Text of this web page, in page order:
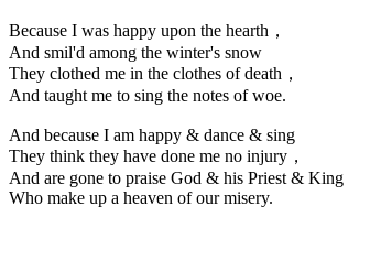
Because I was happy upon the hearth，
And smil'd among the winter's snow
They clothed me in the clothes of death，
And taught me to sing the notes of woe.
And because I am happy & dance & sing
They think they have done me no injury，
And are gone to praise God & his Priest & King
Who make up a heaven of our misery.